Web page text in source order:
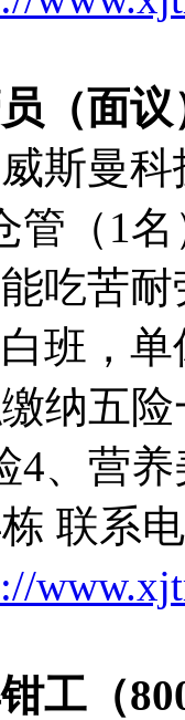
（面议
斯曼
管（1
吃苦
班，
纳五
4、营
联系
工（